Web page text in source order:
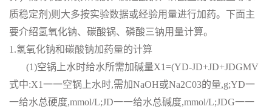
质稳定剂)则大多按实验数据或经验用量进行加药。下面主
要介绍氢氧化钠、碳酸锅、磷酸三钠用量计算。
1.氢氧化钠和碳酸钠加药量的计算
(1)空锅上水时给水所需加碱量X1=(YD-JD+JD+JDGMV
式中:X1一一空锅上水时,需加NaOH或Na2C03的量,g;YD一
一给水总硬度,mmol/L;JD一一给水总碱度,mmol/L;JDG一一